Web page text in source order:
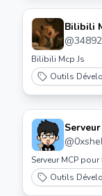
Bilibili
@
Bilibili Mcp Js
Outils
@
Serveur MCP
Outils